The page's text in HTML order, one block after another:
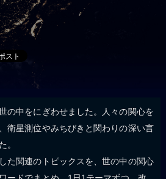
の中をにぎわせました。人々の関心を
衛星測位やみちびきと関わりの深い言
。
た関連のトピックスを、世の中の関心